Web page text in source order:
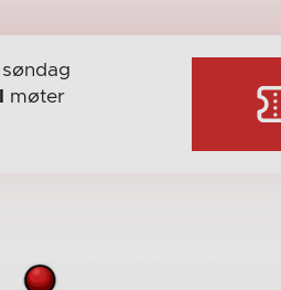
søndag
møter